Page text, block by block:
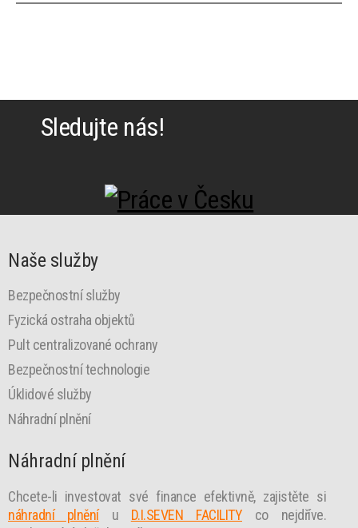
Sledujte nás!
Naše služby
Bezpečnostní služby
Fyzická ostraha objektů
Pult centralizované ochrany
Bezpečnostní technologie
Úklidové služby
Náhradní plnění
Náhradní plnění
Chcete-li investovat své finance efektivně, zajistěte si
náhradní plněníu D.I.SEVEN FACILITY co nejdříve.